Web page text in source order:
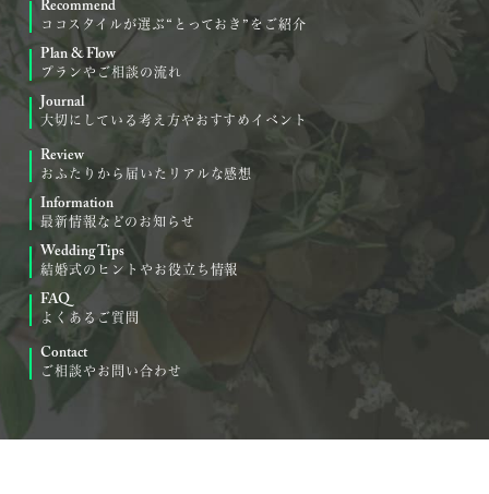
Recommend
ココスタイルが選ぶ“とっておき”をご紹介
Plan & Flow
プランやご相談の流れ
Journal
大切にしている考え方やおすすめイベント
Review
おふたりから届いたリアルな感想
Information
最新情報などのお知らせ
Wedding Tips
結婚式のヒントやお役立ち情報
FAQ
よくあるご質問
Contact
ご相談やお問い合わせ